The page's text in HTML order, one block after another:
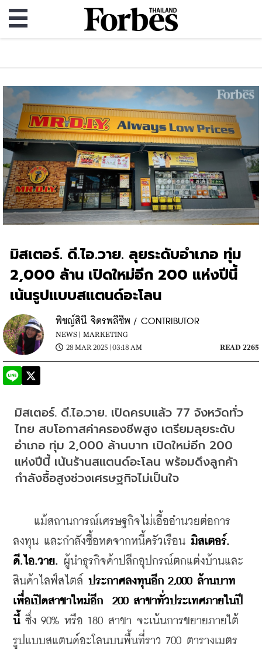
มิสเตอร์. ดี.ไอ.วาย. ลุยระดับอำเภอ ทุ่ม
2,000 ล้าน เปิดใหม่อีก 200 แห่งปีนี้
เน้นรูปแบบสแตนด์อะโลน
พิชญ์สินี จิตรพลีชีพ / CONTRIBUTOR
NEWS | MARKETING
28 MAR 2025 | 03:18 AM
READ 2265
มิสเตอร์. ดี.ไอ.วาย. เปิดครบแล้ว 77 จังหวัดทั่ว
ไทย สบโอกาสค่าครองชีพสูง เตรียมลุยระดับ
อำเภอ ทุ่ม 2,000 ล้านบาท เปิดใหม่อีก 200
แห่งปีนี้ เน้นร้านสแตนด์อะโลน พร้อมดึงลูกค้า
กำลังซื้อสูงช่วงเศรษฐกิจไม่เป็นใจ
แม้สถานการณ์เศรษฐกิจไม่เอื้ออำนวยต่อการ
ลงทุน และกำลังซื้อหดจากหนี้ครัวเรือน มิสเตอร์.
ดี.ไอ.วาย. ผู้นำธุรกิจค้าปลีกอุปกรณ์ตกแต่งบ้านและ
สินค้าไลฟ์สไตล์ ประกาศลงทุนอีก 2,000 ล้านบาท
เพื่อเปิดสาขาใหม่อีก  200 สาขาทั่วประเทศภายในปี
นี้ ซึ่ง 90% หรือ 180 สาขา จะเน้นการขยายภายใต้
รูปแบบสแตนด์อะโลนบนพื้นที่ราว 700 ตารางเมตร